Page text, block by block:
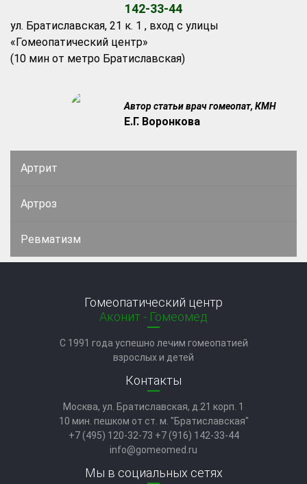
142-33-44
ул. Братиславская, 21 к. 1 , вход с улицы
«Гомеопатический центр»
(10 мин от метро Братиславская)
Автор статьи врач гомеопат, КМН
Е.Г. Воронкова
Артрит
Артроз
Ревматизм
Гомеопатический центр
Аконит - Гомеомед
C 1991 года успешно лечим гомеопатией
взрослых и детей
Контакты
Москва, ул. Братиславская, д.21 корп. 1
10 мин. пешком от ст. м. "Братиславская"
+7 (495) 120-32-73 +7 (916) 142-33-44
info@gomeomed.ru
Мы в социальных сетях